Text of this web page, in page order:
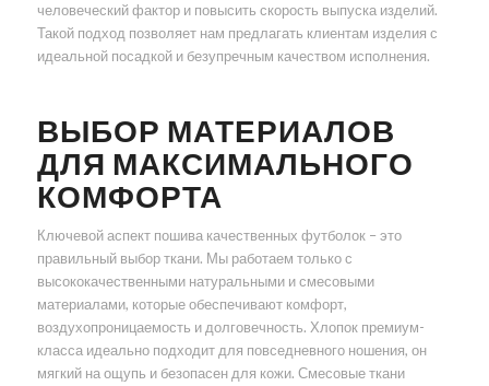
человеческий фактор и повысить скорость выпуска изделий.
Такой подход позволяет нам предлагать клиентам изделия с
идеальной посадкой и безупречным качеством исполнения.
ВЫБОР МАТЕРИАЛОВ
ДЛЯ МАКСИМАЛЬНОГО
КОМФОРТА
Ключевой аспект пошива качественных футболок – это
правильный выбор ткани. Мы работаем только с
высококачественными натуральными и смесовыми
материалами, которые обеспечивают комфорт,
воздухопроницаемость и долговечность. Хлопок премиум-
класса идеально подходит для повседневного ношения, он
мягкий на ощупь и безопасен для кожи. Смесовые ткани